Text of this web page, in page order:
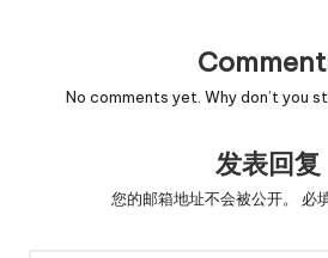
No comments yet. Why don’t you
发表回复
您的邮箱地址不会被公开。 必